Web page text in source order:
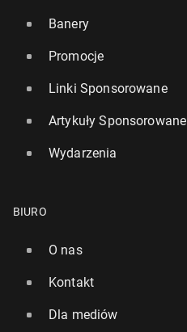
Banery
Promocje
Linki Sponsorowane
Artykuły Sponsorowane
Wydarzenia
BIURO
O nas
Kontakt
Dla mediów